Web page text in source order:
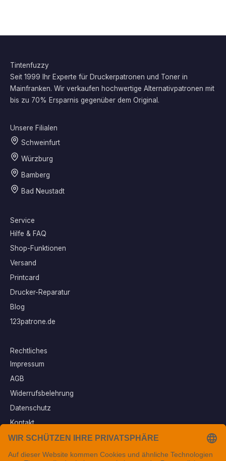
Tintenfuzzy
Seit 1999 Ihr Experte für Druckerpatronen und Toner in
Mainfranken. Wir verkaufen hochwertige Alternativpatronen mit
bis zu 70% Ersparnis gegenüber dem Original.
Unsere Filialen
Schweinfurt
Würzburg
Bamberg
Bad Neustadt
Service
Hilfe & FAQ
Shop-Funktionen
Versand
Printcard
Drucker-Reparatur
Blog
123patrone.de
Rechtliches
Impressum
AGB
Widerrufsbelehrung
Datenschutz
Kontakt
Vertrag widerrufen